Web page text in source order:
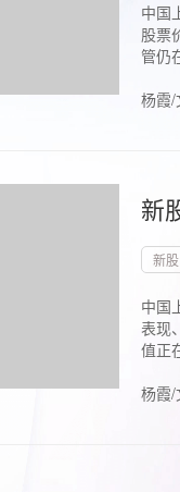
中国
股票
管仍
杨霞/
新
新
中国
表现
值正
杨霞/